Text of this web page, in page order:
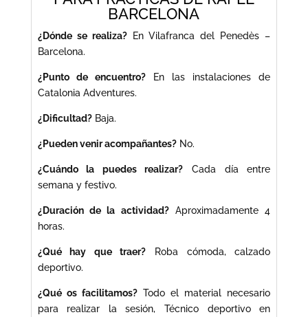
BARCELONA
¿Dónde se realiza?En Vilafranca del Penedès –
Barcelona.
¿Punto de encuentro?En las instalaciones de
Catalonia Adventures.
¿Dificultad?Baja.
¿Pueden venir acompañantes?No.
¿Cuándo la puedes realizar? Cada día entre
semana y festivo.
¿Duración de la actividad?Aproximadamente 4
horas.
¿Qué hay que traer? Roba cómoda, calzado
deportivo.
¿Qué os facilitamos?Todo el material necesario
para realizar la sesión, Técnico deportivo en